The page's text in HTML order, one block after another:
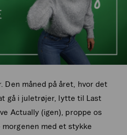
Den måned på året, hvor det
gå i juletrøjer, lytte til Last
Actually (igen), proppe os
med et stykke